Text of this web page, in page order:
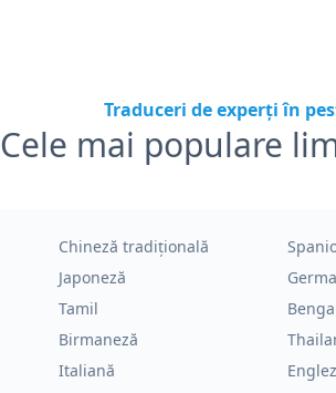
Traduceri de experți în
Cele mai populare
Chineză tradițională
Japoneză
Tamil
Birmaneză
Italiană